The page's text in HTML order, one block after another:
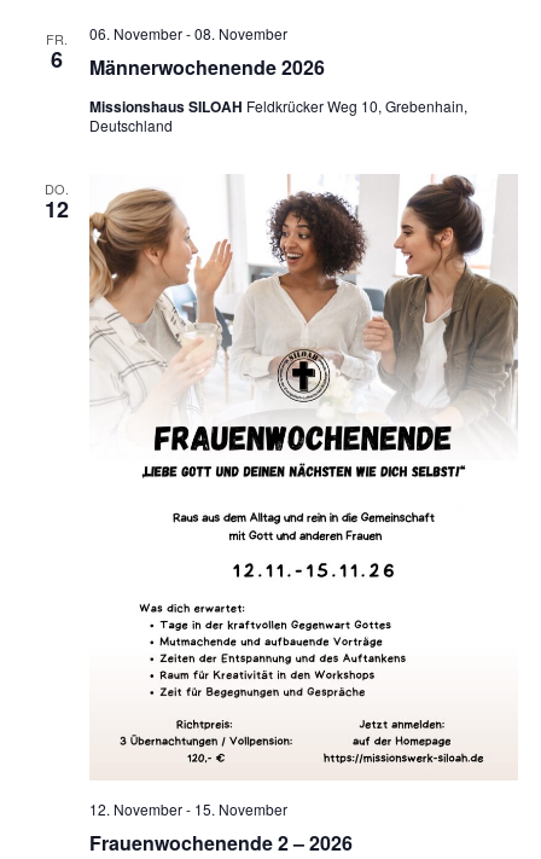
FR.
6 Männerwochenende 2026
06. November-08. November
Missionshaus SILOAH Feldkrücker Weg 10, Grebenhain,
Deutschland
DO.
12
Frauenwochenende 2 – 2026
12. November- 15. November